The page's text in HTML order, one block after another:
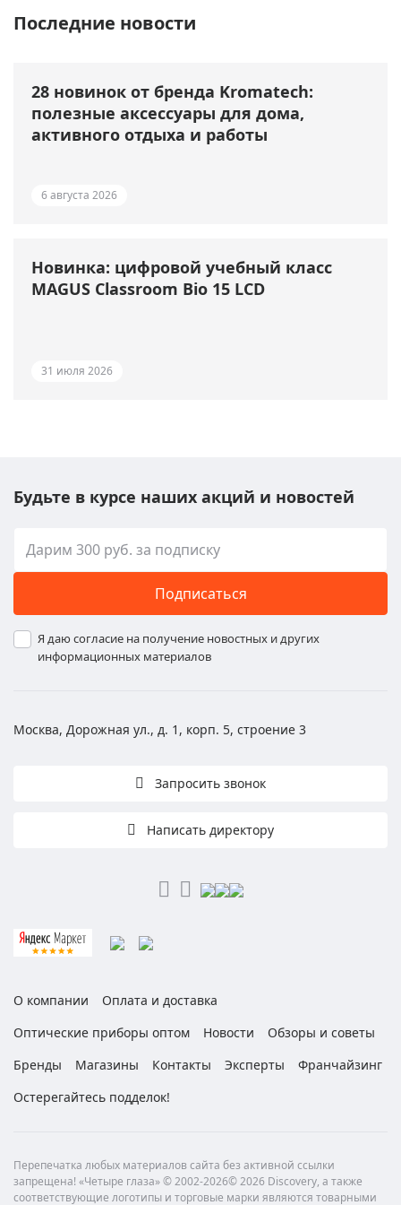
Последние новости
28 новинок от бренда Kromatech:
полезные аксессуары для дома,
активного отдыха и работы
6 августа 2026
Новинка: цифровой учебный класс
MAGUS Classroom Bio 15 LCD
31 июля 2026
Будьте в курсе наших акций и новостей
Подписаться
Я даю согласие на получение новостных и других
информационных материалов
Москва, Дорожная ул., д. 1, корп. 5, строение 3
Запросить звонок
Написать директору
О компании
Оплата и доставка
Оптические приборы оптом
Новости
Обзоры и советы
Бренды
Магазины Контакты Эксперты
Франчайзинг
Остерегайтесь подделок!
Перепечатка любых материалов сайта без активной ссылки
запрещена! «Четыре глаза» © 2002-2026© 2026 Discovery, а также
соответствующие логотипы и торговые марки являются товарными